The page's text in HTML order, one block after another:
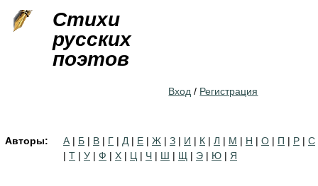
Стихи
русских
поэтов
Вход / Регистрация
Авторы: А | Б | В | Г | Д | Е | Ж | З | И | К | Л | М | Н | О | П | Р | С
| Т | У | Ф | Х | Ц | Ч | Ш | Щ | Э | Ю | Я